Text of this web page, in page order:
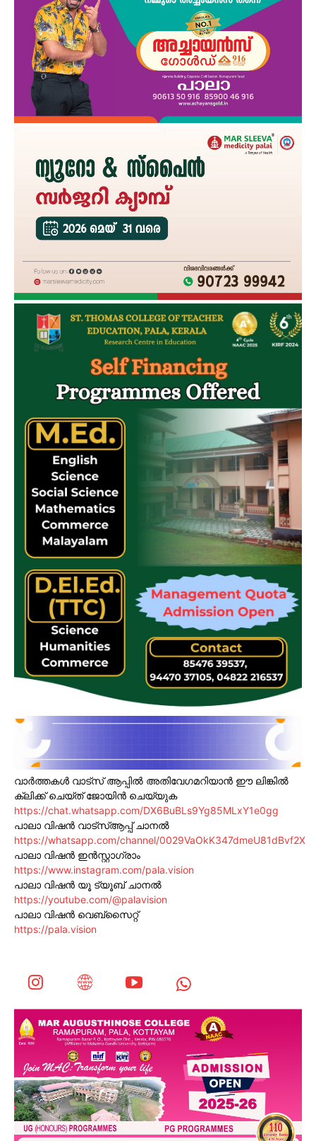
വാർത്തകൾ വാട്സ് ആപ്പിൽ അതിവേഗമറിയാൻ ഈ ലിങ്കിൽ
ക്ലിക്ക് ചെയ്ത് ജോയിൻ ചെയ്യുക
https://chat.whatsapp.com/DX6BuBLs9Yg85MLxY1e0gg
പാലാ വിഷൻ വാട്സ്ആപ്പ് ചാനൽ
https://whatsapp.com/channel/0029VaOkK347dmeU81dBvf2X
പാലാ വിഷൻ ഇൻസ്റ്റാഗ്രാം
https://www.instagram.com/pala.vision
പാലാ വിഷൻ യൂ ട്യൂബ് ചാനൽ
https://youtube.com/@palavision
പാലാ വിഷൻ വെബ്സൈറ്റ്
https://pala.vision